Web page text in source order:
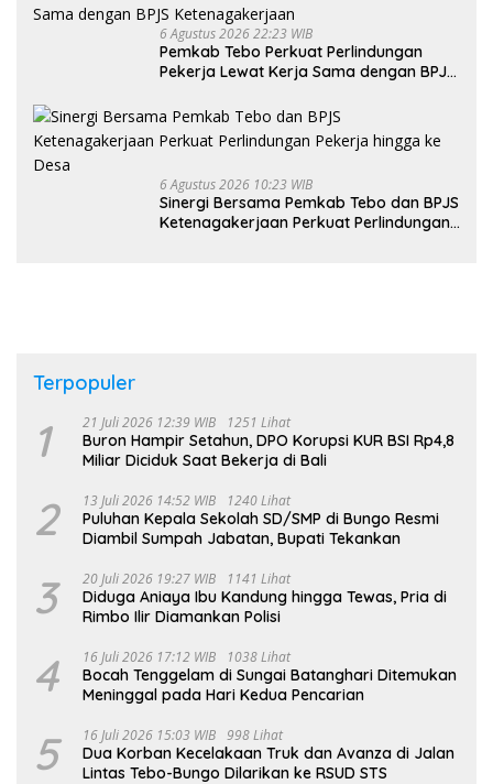
6 Agustus 2026 22:23 WIB
Pemkab Tebo Perkuat Perlindungan
Pekerja Lewat Kerja Sama dengan BPJS
6 Agustus 2026 10:23 WIB
Sinergi Bersama Pemkab Tebo dan BPJS
Ketenagakerjaan Perkuat Perlindungan
Terpopuler
1 21 Juli 2026 12:39 WIB 1251 Lihat
Buron Hampir Setahun, DPO Korupsi KUR BSI Rp4,8
Miliar Diciduk Saat Bekerja di Bali
2 13 Juli 2026 14:52 WIB 1240 Lihat
Puluhan Kepala Sekolah SD/SMP di Bungo Resmi
Diambil Sumpah Jabatan, Bupati Tekankan
3 20 Juli 2026 19:27 WIB 1141 Lihat
Diduga Aniaya Ibu Kandung hingga Tewas, Pria di
Rimbo Ilir Diamankan Polisi
4 16 Juli 2026 17:12 WIB 1038 Lihat
Bocah Tenggelam di Sungai Batanghari Ditemukan
Meninggal pada Hari Kedua Pencarian
5 16 Juli 2026 15:03 WIB 998 Lihat
Dua Korban Kecelakaan Truk dan Avanza di Jalan
Lintas Tebo-Bungo Dilarikan ke RSUD STS